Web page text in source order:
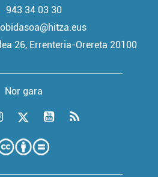
943 34 03 30
26, Errenteria-Orereta 20100
Nor gara